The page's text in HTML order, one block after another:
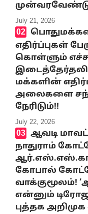
July 21, 2026
எதிர்ப்புகள்
கொள்ளும்
மக்களின்
அலைகளை
நேரிடும்!!
July 22, 2026
ஆவடி
நாதுராம்
கோபால்
வாக்குமூலம்!
என்னும்
புத்தக